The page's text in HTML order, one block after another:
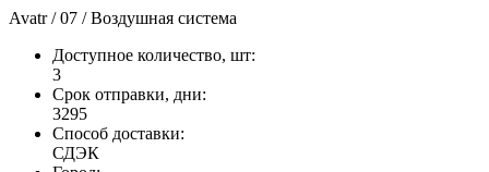
Avatr / 07 / Воздушная система
Доступное количество, шт:
3
Срок отправки, дни:
3295
Способ доставки:
СДЭК